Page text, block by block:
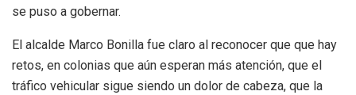
se puso a gobernar.
El alcalde Marco Bonilla fue claro al reconocer que que hay
retos, en colonias que aún esperan más atención, que el
tráfico vehicular sigue siendo un dolor de cabeza, que la